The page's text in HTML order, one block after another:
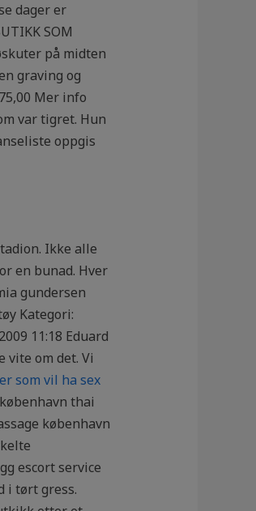
dager er
SOM
på midten
graving og
Mer info
var tigret. Hun
oppgis
Ikke alle
en bunad. Hver
gundersen
Kategori:
11:18 Eduard
vite om det. Vi
som vil ha sex
thai
københavn
escort service
i tørt gress.